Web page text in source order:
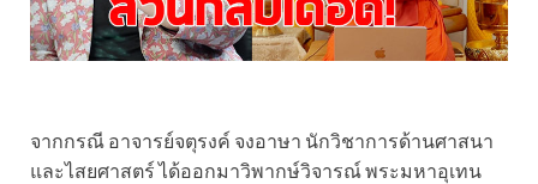
จากกรณี อาจารย์จตุรงค์ จงอาษา นักวิชาการด้านศาสนา
และไสยศาสตร์ ได้ออกมาวิพากษ์วิจารณ์ พระมหาอุเทน